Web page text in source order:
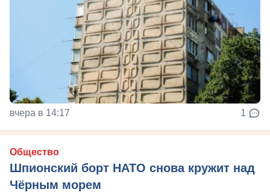
вчера в 14:17 1
Общество
Шпионский борт НАТО снова кружит над
Чёрным морем